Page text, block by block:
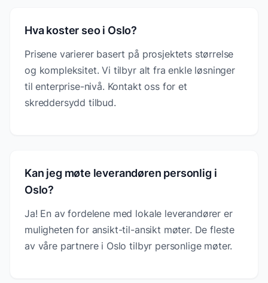
Hva koster seo i Oslo?
Prisene varierer basert på prosjektets størrelse
og kompleksitet. Vi tilbyr alt fra enkle løsninger
til enterprise-nivå. Kontakt oss for et
skreddersydd tilbud.
Kan jeg møte leverandøren personlig i
Oslo?
Ja! En av fordelene med lokale leverandører er
muligheten for ansikt-til-ansikt møter. De fleste
av våre partnere i Oslo tilbyr personlige møter.